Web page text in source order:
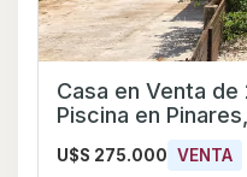
Casa en Venta
Piscina en
U$S 275.000 VENTA